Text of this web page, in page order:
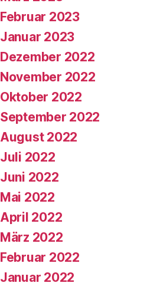
Februar 2023
Januar 2023
Dezember 2022
November 2022
Oktober 2022
September 2022
August 2022
Juli 2022
Juni 2022
Mai 2022
April 2022
März 2022
Februar 2022
Januar 2022